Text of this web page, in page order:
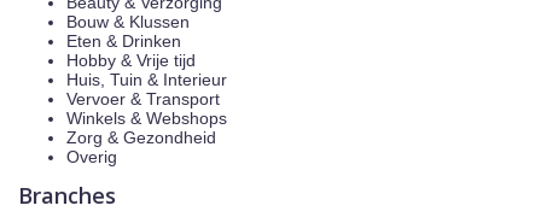
Bouw & Klussen
Eten & Drinken
Hobby & Vrije tijd
Huis, Tuin & Interieur
Vervoer & Transport
Winkels & Webshops
Zorg & Gezondheid
Overig
Branches